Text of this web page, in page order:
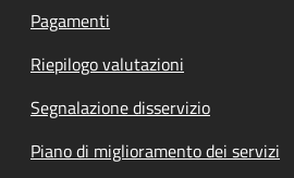
Pagamenti
Riepilogo valutazioni
Segnalazione disservizio
Piano di miglioramento dei servizi